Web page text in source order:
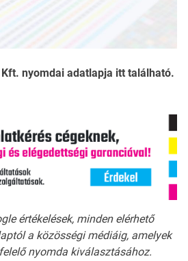
nyomdai adatlapja itt található.
értékelések, minden elérhető
a közösségi médiáig, amelyek
nyomda kiválasztásához.